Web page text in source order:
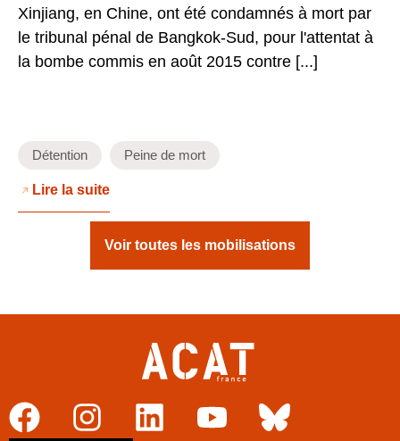
Xinjiang, en Chine, ont été condamnés à mort par
le tribunal pénal de Bangkok-Sud, pour l'attentat à
la bombe commis en août 2015 contre [...]
Détention Peine de mort
Lire la suite
Voir toutes les mobilisations